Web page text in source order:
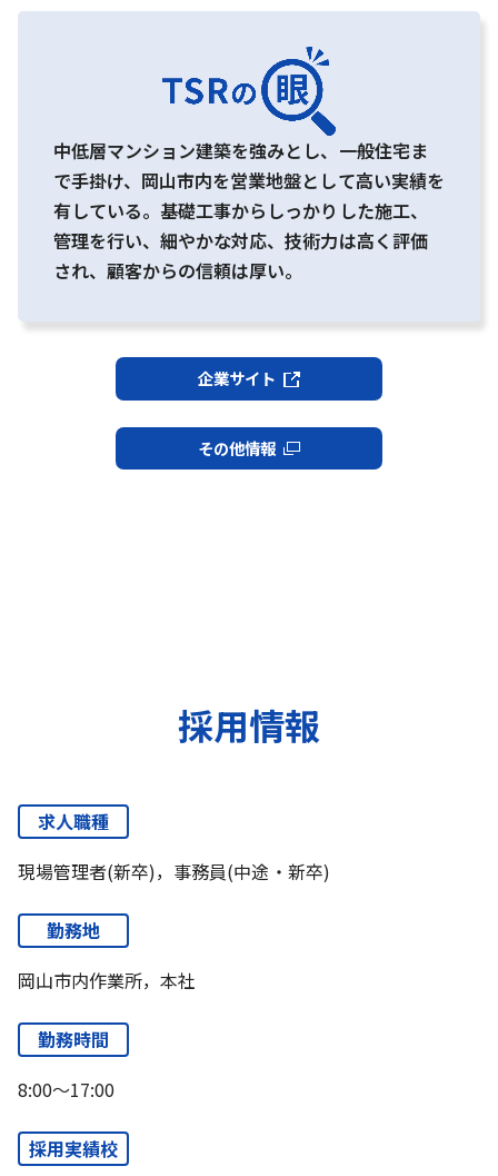
中低層マンション建築を強みとし、一般住宅ま
で手掛け、岡山市内を営業地盤として高い実績を
有している。基礎工事からしっかりした施工、
管理を行い、細やかな対応、技術力は高く評価
され、顧客からの信頼は厚い。
企業サイト
その他情報
採用情報
求人職種
現場管理者(新卒)，事務員(中途・新卒)
勤務地
岡山市内作業所，本社
勤務時間
8:00～17:00
採用実績校